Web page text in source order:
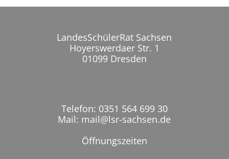
LandesSchülerRat Sachsen
Hoyerswerdaer Str. 1
01099 Dresden
Telefon: 0351 564 699 30
Mail: mail@lsr-sachsen.de
Öffnungszeiten